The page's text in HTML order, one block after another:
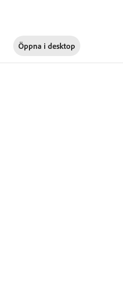
Öppna i desktop